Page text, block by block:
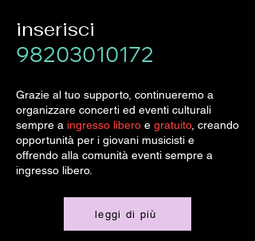
inserisci
98203010172
Grazie al tuo supporto, continueremo a
organizzare concerti ed eventi culturali
sempre a ingresso libero e gratuito, creando
opportunità per i giovani musicisti e
offrendo alla comunità eventi sempre a
ingresso libero.
leggi di più